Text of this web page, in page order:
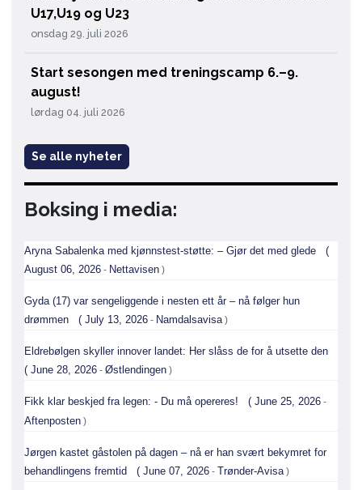
U17,U19 og U23
onsdag 29. juli 2026
Start sesongen med treningscamp 6.–9.
august!
lørdag 04. juli 2026
Se alle nyheter
Boksing i media: